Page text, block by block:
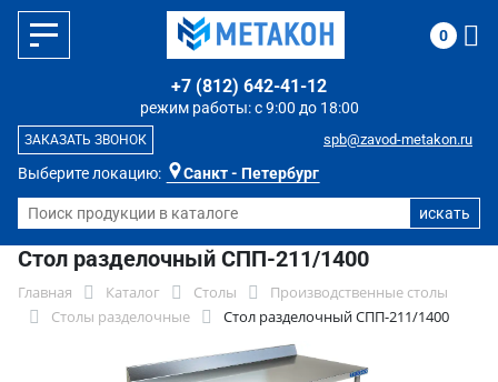
Выберите локацию: Санкт - Петербург
режим работы: с 9:00 до 18:00
+7 (812) 642-41-12
spb@zavod-metakon.ru
ЗАКАЗАТЬ ЗВОНОК
0
Стол разделочный СПП-211/1400
Главная Каталог Столы
Производственные столы
Столы разделочные
Стол разделочный СПП-211/1400